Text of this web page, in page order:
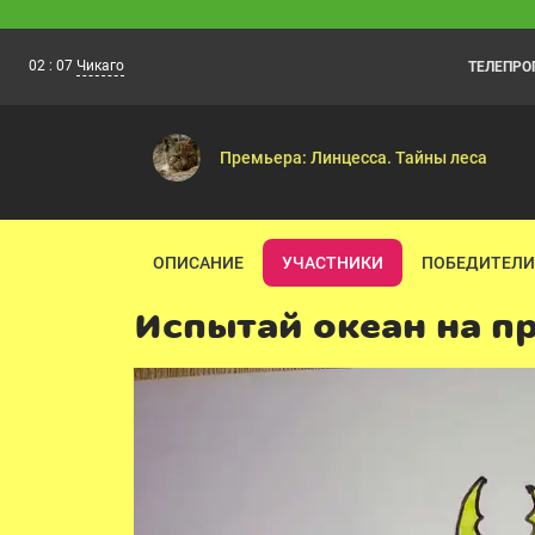
Ми-Ми-Мишки
Необитаемый остров
02 : 07 Чикаго
Премьера: Линцесса. Тайны леса
ОПИСАНИЕ УЧАСТНИКИ ПОБЕДИТЕЛИ
Испытай океан на